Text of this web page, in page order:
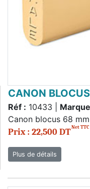
CANON
Réf : 10433 |
Canon blocus 68
Prix : 22,500 DTNet TTC
Plus de détails